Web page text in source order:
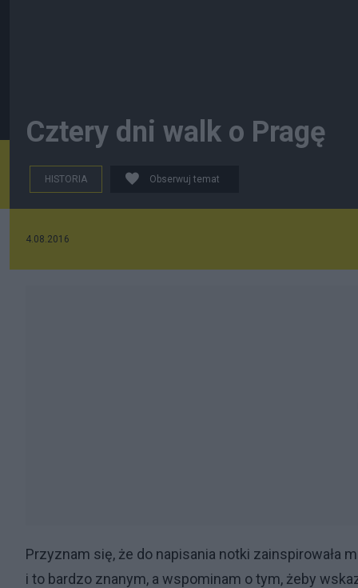
Cztery dni walk o Pragę
HISTORIA Obserwuj temat
4.08.2016
Przyznam się, że do napisania notki zainspirowała
i to bardzo znanym, a wspominam o tym, żeby